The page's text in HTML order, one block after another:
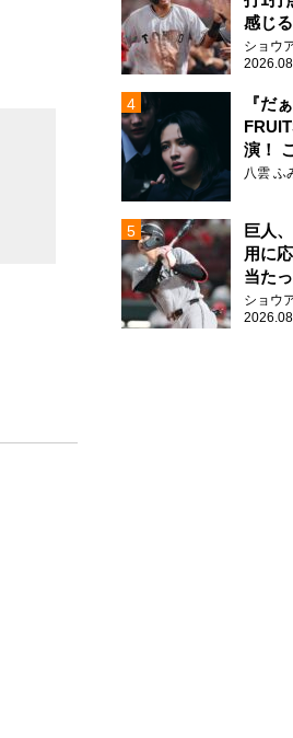
ももいろクローバーZ 佐々木彩夏
感じ
ない
ショウ
『だ
演！
せん。
八雲 ふ
巨人
用に
当たっ
ショウ